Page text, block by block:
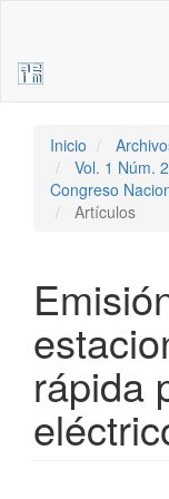
Barra
Inicio
Vol. 1 Núm.
Congreso
Artículos
rápida